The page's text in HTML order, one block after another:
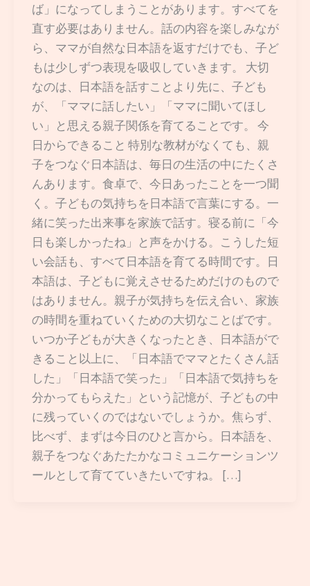
ば」になってしまうことがあります。すべてを
直す必要はありません。話の内容を楽しみなが
ら、ママが自然な日本語を返すだけでも、子ど
もは少しずつ表現を吸収していきます。 大切
なのは、日本語を話すことより先に、子ども
が、「ママに話したい」「ママに聞いてほし
い」と思える親子関係を育てることです。 今
日からできること 特別な教材がなくても、親
子をつなぐ日本語は、毎日の生活の中にたくさ
んあります。食卓で、今日あったことを一つ聞
く。子どもの気持ちを日本語で言葉にする。一
緒に笑った出来事を家族で話す。寝る前に「今
日も楽しかったね」と声をかける。こうした短
い会話も、すべて日本語を育てる時間です。日
本語は、子どもに覚えさせるためだけのもので
はありません。親子が気持ちを伝え合い、家族
の時間を重ねていくための大切なことばです。
いつか子どもが大きくなったとき、日本語がで
きること以上に、「日本語でママとたくさん話
した」「日本語で笑った」「日本語で気持ちを
分かってもらえた」という記憶が、子どもの中
に残っていくのではないでしょうか。焦らず、
比べず、まずは今日のひと言から。日本語を、
親子をつなぐあたたかなコミュニケーションツ
ールとして育てていきたいですね。 […]